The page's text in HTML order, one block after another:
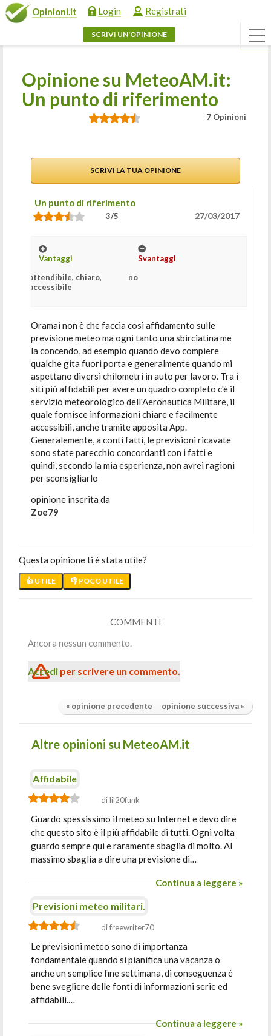
Opinioni.it Login Registrati
SCRIVI UN'OPINIONE
Opinione su MeteoAM.it:
Un punto di riferimento
7 Opinioni
SCRIVI LA TUA OPINIONE
Un punto di riferimento
3/5 27/03/2017
Vantaggi
attendibile, chiaro,
accessibile
Svantaggi
no
Oramai non è che faccia così affidamento sulle
previsione meteo ma ogni tanto una sbirciatina me
la concendo, ad esempio quando devo compiere
qualche gita fuori porta e generalmente quando mi
aspettano diversi chilometri in auto per lavoro. Tra i
siti più affidabili per avere un quadro completo c'è il
servizio meteorologico dell'Aeronautica Militare, il
quale fornisce informazioni chiare e facilmente
accessibili, anche tramite apposita App.
Generalemente, a conti fatti, le previsioni ricavate
sono state parecchio concordanti con i fatti e
quindi, secondo la mia esperienza, non avrei ragioni
per sconsigliarlo
opinione inserita da
Zoe79
Questa opinione ti è stata utile?
👍 UTILE 👎 POCO UTILE
COMMENTI
Ancora nessun commento.
Accedi per scrivere un commento.
« opinione precedente opinione successiva »
Altre opinioni su MeteoAM.it
Affidabile
di lil20funk
Guardo spessissimo il meteo su Internet e devo dire
che questo sito è il più affidabile di tutti. Ogni volta
guardo sempre qui e raramente sbaglia di molto. Al
massimo sbaglia a dire una previsione di…
Continua a leggere »
Previsioni meteo militari.
di freewriter70
Le previsioni meteo sono di importanza
fondamentale quando si pianifica una vacanza o
anche un semplice fine settimana, di conseguenza é
bene svegliere delle fonti di informazioni serie ed
affidabili.…
Continua a leggere »